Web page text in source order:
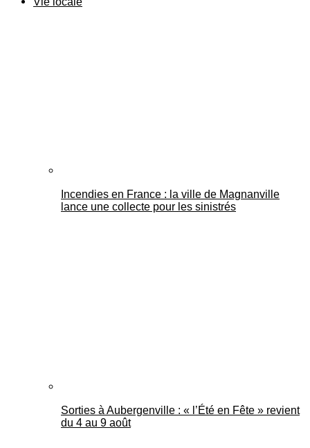
Incendies en France : la ville de Magnanville
lance une collecte pour les sinistrés
Sorties à Aubergenville : « l’Été en Fête » revient
du 4 au 9 août